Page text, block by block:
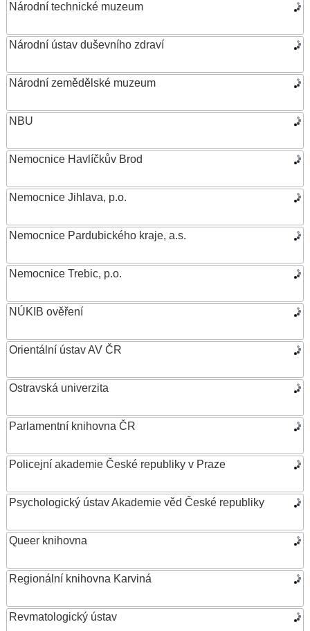
Národní technické muzeum
Národní ústav duševního zdraví
Národní zemědělské muzeum
NBU
Nemocnice Havlíčkův Brod
Nemocnice Jihlava, p.o.
Nemocnice Pardubického kraje, a.s.
Nemocnice Trebic, p.o.
NÚKIB ověření
Orientální ústav AV ČR
Ostravská univerzita
Parlamentní knihovna ČR
Policejní akademie České republiky v Praze
Psychologický ústav Akademie věd České republiky
Queer knihovna
Regionální knihovna Karviná
Revmatologický ústav